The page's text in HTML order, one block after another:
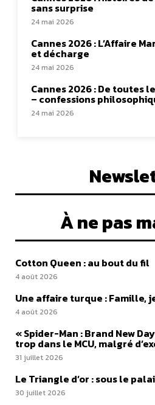
sans surprise
24 mai 2026
Cannes 2026 : L’Affaire
et décharge
24 mai 2026
Cannes 2026 : De toutes
– confessions
24 mai 2026
À ne pas
Cotton Queen : au bout du fil
4 août 2026
Une affaire turque : Famille,
4 août 2026
« Spider-Man : Brand New
trop dans le MCU, malgré
31 juillet 2026
Le Triangle d’or : sous le
30 juillet 2026